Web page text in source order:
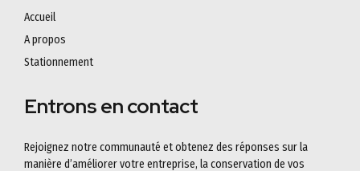
Accueil
A propos
Stationnement
Entrons en contact
Rejoignez notre communauté et obtenez des réponses sur la
manière d’améliorer votre entreprise, la conservation de vos